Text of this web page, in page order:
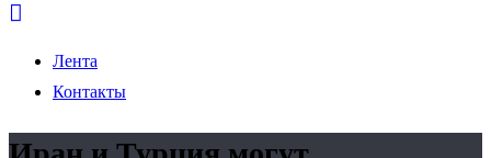
Лента
Контакты